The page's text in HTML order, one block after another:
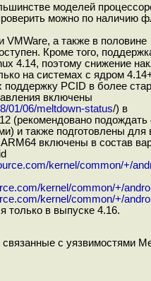
моделей
можно по наличию
VMWare, а также в половине
Кроме того,
4.14, поэтому снижение
на системах с ядром
поддержку PCID в более
включены
01/06/meltdown-status/) в
(рекомендовано подождать
и также подготовлены для
включены в состав
kernel/common/+/
kernel/common/+/
kernel/common/+/
только в выпуске 4.16.
с уязвимостями